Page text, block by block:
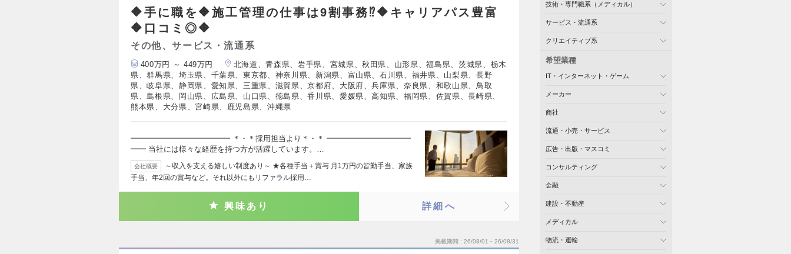
🔶手に職を🔶施工管理の仕事は9割事務⁉🔶キャリアパス豊富
🔶口コミ◎🔶
その他、サービス・流通系
400万円 ～ 449万円
北海道、青森県、岩手県、宮城県、秋田県、山形県、福島県、茨城県、栃木
県、群馬県、埼玉県、千葉県、東京都、神奈川県、新潟県、富山県、石川県、福井県、山梨県、長野
県、岐阜県、静岡県、愛知県、三重県、滋賀県、京都府、大阪府、兵庫県、奈良県、和歌山県、鳥取
県、島根県、岡山県、広島県、山口県、徳島県、香川県、愛媛県、高知県、福岡県、佐賀県、長崎県、
熊本県、大分県、宮崎県、鹿児島県、沖縄県
━━━━━━━━━━━━━ ＊・＊採用担当より＊・＊ ━━━━━━━━━━━
━━ 当社には様々な経歴を持つ方が活躍しています。…
会社概要
～収入を支える嬉しい制度あり～ ★各種手当＋賞与 月1万円の皆勤手当、家族
手当、年2回の賞与など。それ以外にもリファラル採用…
興味あり 詳細へ
掲載期間 26/08/01～26/08/31
技術・専門職系（メディカル）
サービス・流通系
クリエイティブ系
希望業種
IT・インターネット・ゲーム
メーカー
商社
流通・小売・サービス
広告・出版・マスコミ
コンサルティング
金融
建設・不動産
メディカル
物流・運輸